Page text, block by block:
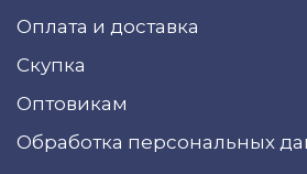
Оплата и доставка
Скупка
Оптовикам
Обработка персональных